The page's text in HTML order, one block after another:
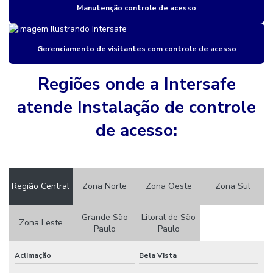
Catraca de controle de acesso
Catraca torniquete
Central de monitoramento 24h para indústrias
Cftv monitoramento
Circuito de câmeras de segurança
Controle de acesso com biometria
Controle de acesso biometrico
Controle de acesso biometrico para condominios
Controle de acesso biométrico para edifícios
Controle de acesso biométrico para empresas
Controle de acesso biométrico para portas
Manutenção controle de acesso
Gerenciamento de visitantes com controle de acesso
Regiões onde a Intersafe
atende Instalação de controle
de acesso:
Região Central Zona Norte Zona Oeste Zona Sul
Zona Leste
Grande São
Paulo
Litoral de São
Paulo
Aclimação Bela Vista